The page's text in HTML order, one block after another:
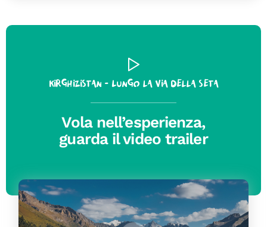
Kirghizistan - Lungo la Via della Seta
Vola nell’esperienza,
guarda il video trailer